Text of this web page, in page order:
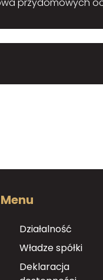
Menu
Działalność
Władze spółki
Deklaracja